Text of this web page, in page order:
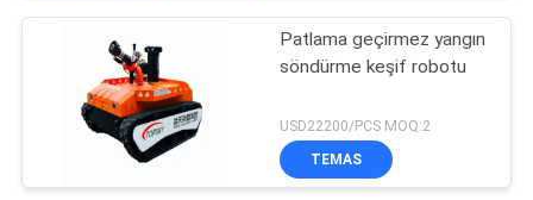
Patlama geçirmez yangın
söndürme keşif robotu
USD22200/PCS MOQ:2
TEMAS